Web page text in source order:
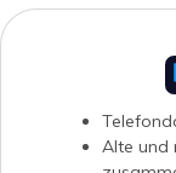
Alte und